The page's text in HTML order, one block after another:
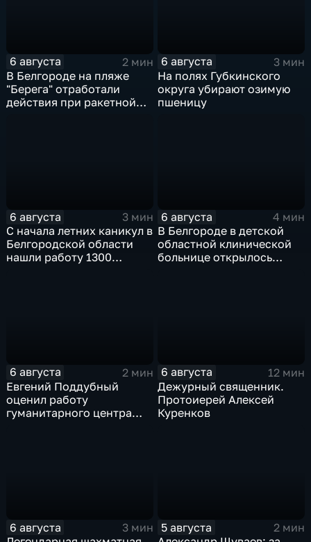
6 августа
2 мин
В Белгороде на пляже
"Берега" отработали
действия при ракетной
6 августа
3 мин
На полях Губкинского
округа убирают озимую
пшеницу
6 августа
3 мин
С начала летних каникул в
Белгородской области
нашли работу 1300
6 августа
4 мин
В Белгороде в детской
областной клинической
больнице открылось
6 августа
2 мин
Евгений Поддубный
оценил работу
гуманитарного центра
6 августа
12 мин
Дежурный священник.
Протоиерей Алексей
Куренков
6 августа
3 мин
5 августа
2 мин